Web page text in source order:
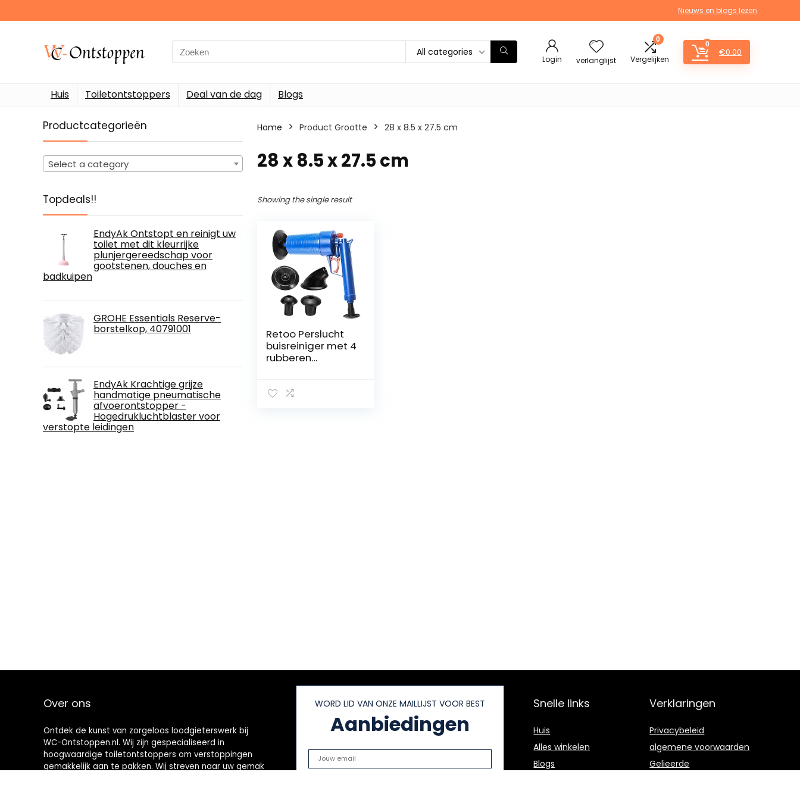
Nieuws en blogs lezen
Search
for:
All categories
Login verlanglijst
0
Vergelijken
0
€0.00
Huis Toiletontstoppers Deal van de dag Blogs
Productcategorieën
Select a category
Topdeals!!
EndyAk Ontstopt en reinigt uw
toilet met dit kleurrijke
plunjergereedschap voor
gootstenen, douches en
badkuipen
GROHE Essentials Reserve-
borstelkop, 40791001
EndyAk Krachtige grijze
handmatige pneumatische
afvoerontstopper -
Hogedrukluchtblaster voor
verstopte leidingen
Home Product Grootte ‎28 x 8.5 x 27.5 cm
‎28 x 8.5 x 27.5 cm
Showing the single result
Retoo Perslucht
buisreiniger met 4
rubberen
voor het
Over ons
Ontdek de kunst van zorgeloos loodgieterswerk bij
WC-Ontstoppen.nl. Wij zijn gespecialiseerd in
hoogwaardige toiletontstoppers om verstoppingen
gemakkelijk aan te pakken. Wij streven naar uw gemak
WORD LID VAN ONZE MAILLIJST VOOR BEST
Aanbiedingen
Snelle links
Huis
Alles winkelen
Blogs
Verklaringen
Privacybeleid
algemene voorwaarden
Gelieerde
openbaarmaking